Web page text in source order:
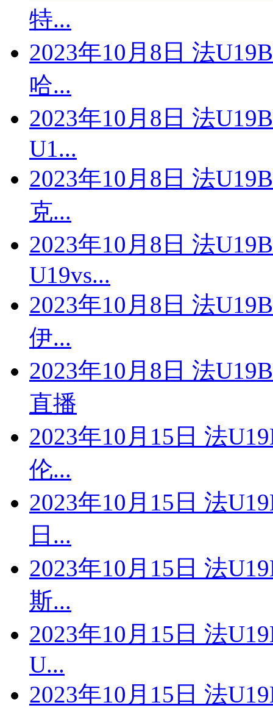
特...
2023年10月8日 法
哈...
2023年10月8日 法
U1...
2023年10月8日 法
克...
2023年10月8日 法
U19vs...
2023年10月8日 法
伊...
2023年10月8日 法
直播
2023年10月15日 法
伦...
2023年10月15日 法
日...
2023年10月15日 法
斯...
2023年10月15日 法
U...
2023年10月15日 法